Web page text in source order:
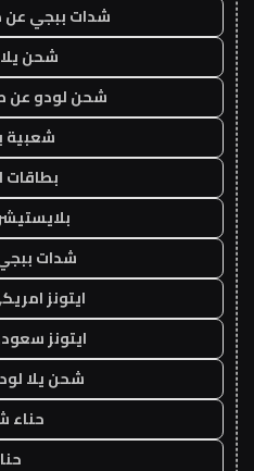
شدات ببجي عن
شحن
شحن لودو عن
شعبية
بطاقات
شدات
ايتونز
ايتونز
شحن يلا
حناء
حنا